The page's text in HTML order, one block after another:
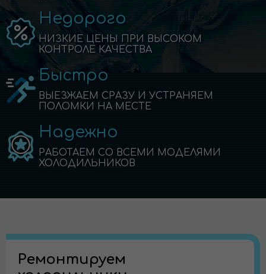
Недорого
НИЗКИЕ ЦЕНЫ ПРИ ВЫСОКОМ
КОНТРОЛЕ КАЧЕСТВА
Быстро
ВЫЕЗЖАЕМ СРАЗУ И УСТРАНЯЕМ
ПОЛОМКИ НА МЕСТЕ
Надежно
РАБОТАЕМ СО ВСЕМИ МОДЕЛЯМИ
ХОЛОДИЛЬНИКОВ
Ремонтируем